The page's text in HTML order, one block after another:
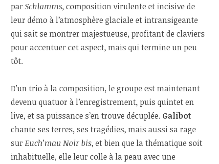
parSchlamms, composition virulente et incisive de
leur démo à l’atmosphère glaciale et intransigeante
qui sait se montrer majestueuse, profitant de claviers
pour accentuer cet aspect, mais qui termine un peu
tôt.
D’un trio à la composition, le groupe est maintenant
devenu quatuor à l’enregistrement, puis quintet en
live, et sa puissance s’en trouve décuplée. Galibot
chante ses terres, ses tragédies, mais aussi sa rage
surEuch’mau Noir bis, et bien que la thématique soit
inhabituelle, elle leur colle à la peau avec une